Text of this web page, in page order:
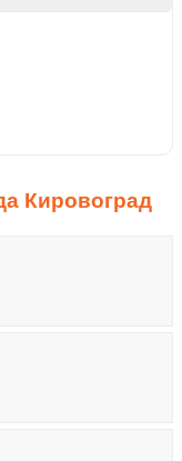
Кировоград